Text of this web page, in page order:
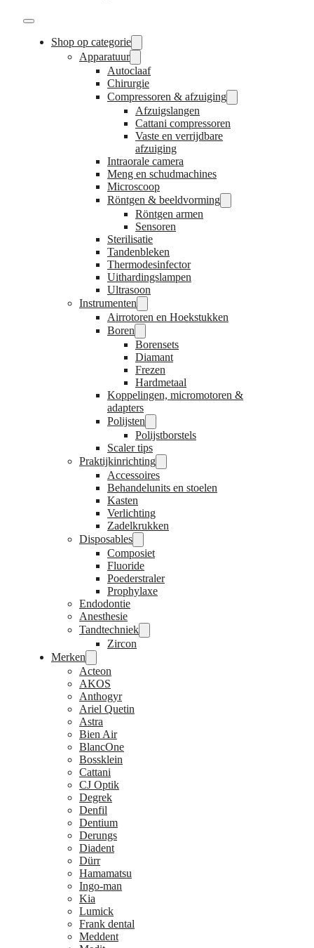
Shop op categorie
Apparatuur
Autoclaaf
Chirurgie
Compressoren & afzuiging
Afzuigslangen
Cattani compressoren
Vaste en verrijdbare
afzuiging
Intraorale camera
Meng en schudmachines
Microscoop
Röntgen & beeldvorming
Röntgen armen
Sensoren
Sterilisatie
Tandenbleken
Thermodesinfector
Uithardingslampen
Ultrasoon
Instrumenten
Airrotoren en Hoekstukken
Boren
Borensets
Diamant
Frezen
Hardmetaal
Koppelingen, micromotoren &
adapters
Polijsten
Polijstborstels
Scaler tips
Praktijkinrichting
Accessoires
Behandelunits en stoelen
Kasten
Verlichting
Zadelkrukken
Disposables
Composiet
Fluoride
Poederstraler
Prophylaxe
Endodontie
Anesthesie
Tandtechniek
Zircon
Merken
Acteon
AKOS
Anthogyr
Ariel Quetin
Astra
Bien Air
BlancOne
Bossklein
Cattani
CJ Optik
Degrek
Denfil
Dentium
Derungs
Diadent
Dürr
Hamamatsu
Ingo-man
Kia
Lumick
Frank dental
Meddent